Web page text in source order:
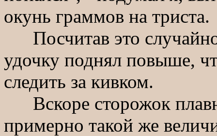
окунь граммов на триста.
Посчитав это
удочку поднял повыше,
следить за кивком.
Вскоре сторожок
примерно такой же